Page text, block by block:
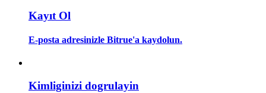
Kayıt Ol
E-posta adresinizle Bitrue'a kaydolun.
Kimliginizi dogrulayin